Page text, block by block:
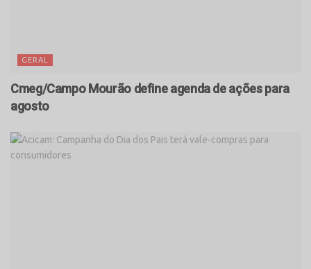
GERAL
Cmeg/Campo Mourão define agenda de ações para
agosto